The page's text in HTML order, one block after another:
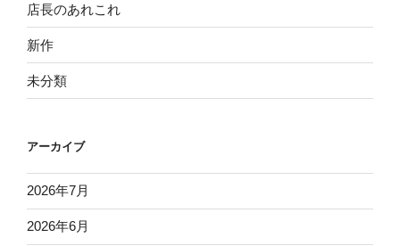
店長のあれこれ
新作
未分類
アーカイブ
2026年7月
2026年6月